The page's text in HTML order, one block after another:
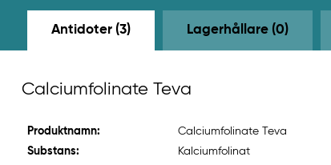
d
n
å
l
Antidoter (3) Lagerhållare (0)
Calciumfolinate Teva
Produktnamn:
Calciumfolinate Teva
Substans:
Kalciumfolinat